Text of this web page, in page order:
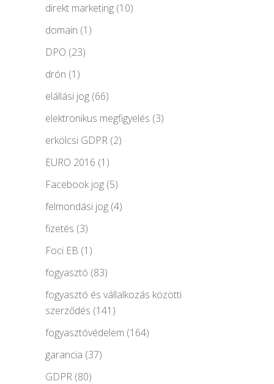
direkt marketing (10)
domain (1)
DPO (23)
drón (1)
elállási jog (66)
elektronikus megfigyelés (3)
erkölcsi GDPR (2)
EURO 2016 (1)
Facebook jog (5)
felmondási jog (4)
fizetés (3)
Foci EB (1)
fogyasztó (83)
fogyasztó és vállalkozás közötti
szerződés (141)
fogyasztóvédelem (164)
garancia (37)
GDPR (80)